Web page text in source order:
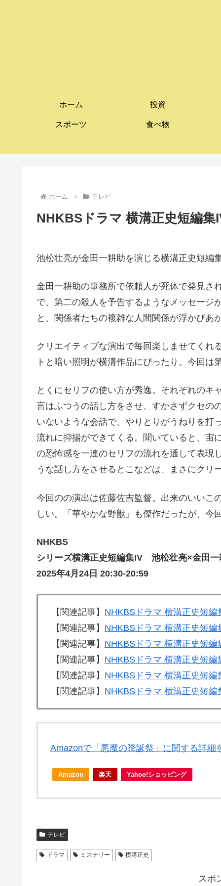
ホーム 投資
スポーツ 食べ物
ホーム テレビ
NHKBSドラマ 横溝正史短編
池松壮亮が金田一耕助を演じる横溝正史短編
金田一耕助の事務所で依頼人が死体で発見さ
で、第二の殺人を予告するようなメッセージ
と、関係者たちの複雑な人間関係が浮かびあ
クリエイティブな演出で毎回楽しませてくれ
トと暗い照明が横溝作品にぴったり。今回は
とくにセリフの使い方が秀逸。それぞれのキ
言はふつうの話し方をさせ、すかさずクセの
いないような会話で、やりとりがうねりを打
流れに抑揚ができてくる。聞いていると、宙
の恐怖感を一連のセリフの流れを通して表現
うな話し方をさせるとこなどは、まさにクリ
今回のの演出は佐藤佐吉監督。出来のいいこ
しい。「華やかな野獣」も傑作だったが、今
NHKBS
シリーズ横溝正史短編集IV 池松壮亮×金田一
2025年4月24日 20:30-20:59
【関連記事】 NHKBSドラマ 横溝正史短
【関連記事】 NHKBSドラマ 横溝正史短
【関連記事】 NHKBSドラマ 横溝正史短
【関連記事】 NHKBSドラマ 横溝正史短
【関連記事】 NHKBSドラマ 横溝正史短
【関連記事】 NHKBSドラマ 横溝正史短
Amazonで「悪魔の降誕祭」に関する詳細
Amazon 楽天 Yahoo!ショッピング
テレビ
ドラマ ミステリー 横溝正史
スポ